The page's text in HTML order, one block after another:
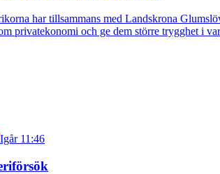
har tillsammans med Landskrona
privatekonomi och ge dem större trygghet i
Igår 11:46